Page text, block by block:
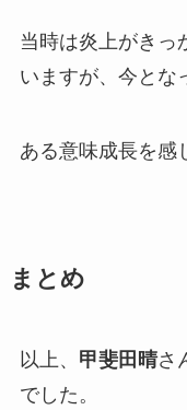
当時は炎上がきっ
いますが、今とな
ある意味成長を感
まとめ
以上、 甲斐田晴さ
でした。